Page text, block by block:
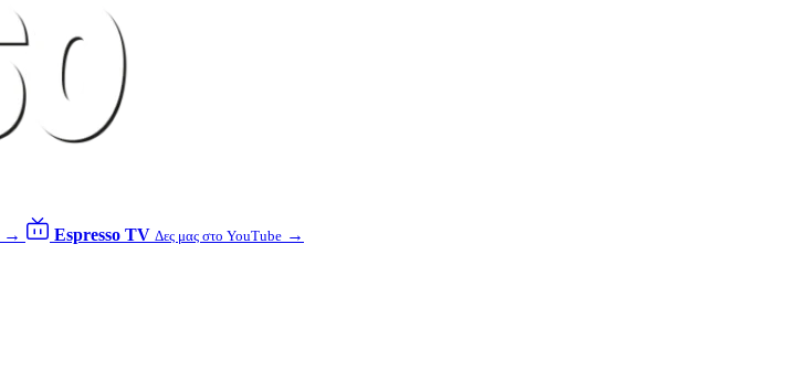
→ Espresso TV Δες μας στο YouTube →